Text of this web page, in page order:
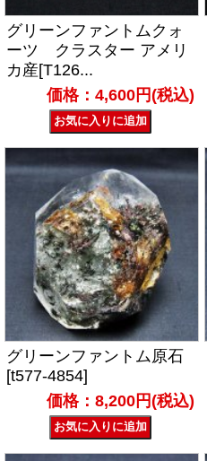
グリーンファントムクォ
ーツ クラスター アメリ
カ産[T126...
価格：4,600円(税込)
グリーンファントム原石
[t577-4854]
価格：8,200円(税込)